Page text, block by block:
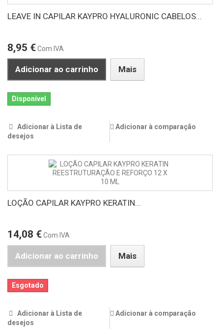
LEAVE IN CAPILAR KAYPRO HYALURONIC CABELOS...
8,95 €Com IVA
Adicionar ao carrinho Mais
Disponível
Adicionar à Lista de
desejos
Adicionar à comparação
LOÇÃO CAPILAR KAYPRO KERATIN...
14,08 €Com IVA
Adicionar ao carrinho Mais
Esgotado
Adicionar à Lista de
desejos
Adicionar à comparação